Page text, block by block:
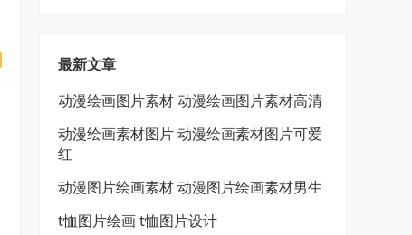
最新文章
动漫绘画图片素材 动漫绘画图片素材高清
动漫绘画素材图片 动漫绘画素材图片可爱
红
动漫图片绘画素材 动漫图片绘画素材男生
t恤图片绘画 t恤图片设计